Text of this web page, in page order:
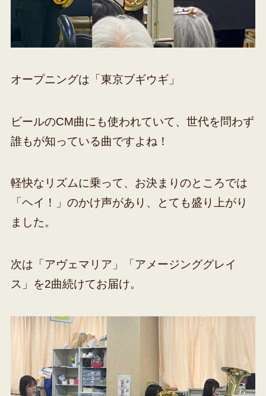
オープニングは「東京ブギウギ」
ビールのCM曲にも使われていて、世代を問わず
誰もが知っている曲ですよね！
軽快なリズムに乗って、お決まりのところでは
「ヘイ！」のかけ声があり、とても盛り上がり
ました。
次は「アヴェマリア」「アメージンググレイ
ス」を2曲続けてお届け。